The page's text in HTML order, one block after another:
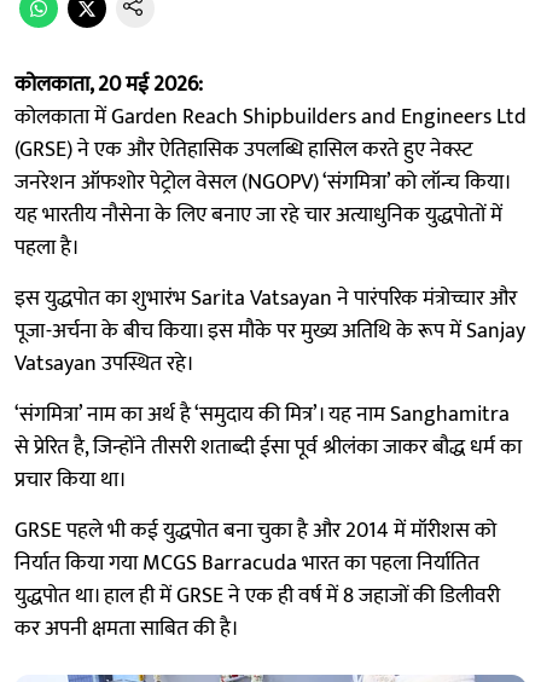
कोलकाता, 20 मई 2026:
कोलकाता में Garden Reach Shipbuilders and Engineers Ltd
(GRSE) ने एक और ऐतिहासिक उपलब्धि हासिल करते हुए नेक्स्ट
जनरेशन ऑफशोर पेट्रोल वेसल (NGOPV) ‘संगमित्रा’ को लॉन्च किया।
यह भारतीय नौसेना के लिए बनाए जा रहे चार अत्याधुनिक युद्धपोतों में
पहला है।
इस युद्धपोत का शुभारंभ Sarita Vatsayan ने पारंपरिक मंत्रोच्चार और
पूजा-अर्चना के बीच किया। इस मौके पर मुख्य अतिथि के रूप में Sanjay
Vatsayan उपस्थित रहे।
‘संगमित्रा’ नाम का अर्थ है ‘समुदाय की मित्र’। यह नाम Sanghamitra
से प्रेरित है, जिन्होंने तीसरी शताब्दी ईसा पूर्व श्रीलंका जाकर बौद्ध धर्म का
प्रचार किया था।
GRSE पहले भी कई युद्धपोत बना चुका है और 2014 में मॉरीशस को
निर्यात किया गया MCGS Barracuda भारत का पहला निर्यातित
युद्धपोत था। हाल ही में GRSE ने एक ही वर्ष में 8 जहाजों की डिलीवरी
कर अपनी क्षमता साबित की है।